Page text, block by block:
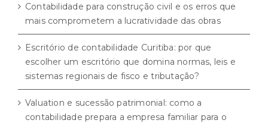
Contabilidade para construção civil e os erros que
mais comprometem a lucratividade das obras
Escritório de contabilidade Curitiba: por que
escolher um escritório que domina normas, leis e
sistemas regionais de fisco e tributação?
Valuation e sucessão patrimonial: como a
contabilidade prepara a empresa familiar para o